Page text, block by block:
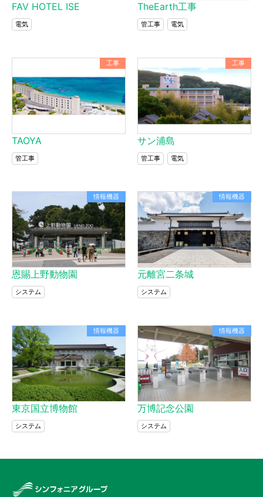
FAV HOTEL ISE
電気
TheEarth工事
管工事 電気
工事
TAOYA
管工事
工事
サン浦島
管工事 電気
情報機器
恩賜上野動物園
システム
情報機器
元離宮二条城
システム
情報機器
東京国立博物館
システム
情報機器
万博記念公園
システム